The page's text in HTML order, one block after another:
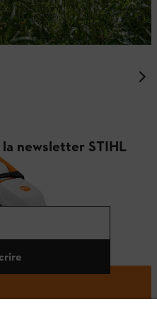
newsletter STIHL